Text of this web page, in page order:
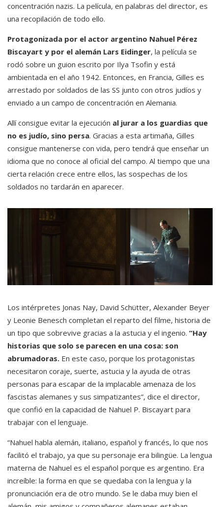
concentración nazis. La película, en palabras del director, es
una recopilación de todo ello.
Protagonizada por el actor argentino Nahuel Pérez
Biscayart y por el alemán Lars Eidinger, la película se
rodó sobre un guion escrito por Ilya Tsofin y está
ambientada en el año 1942. Entonces, en Francia, Gilles es
arrestado por soldados de las SS junto con otros judíos y
enviado a un campo de concentración en Alemania.
Allí consigue evitar la ejecución al jurar a los guardias que
no es judío, sino persa. Gracias a esta artimaña, Gilles
consigue mantenerse con vida, pero tendrá que enseñar un
idioma que no conoce al oficial del campo. Al tiempo que una
cierta relación crece entre ellos, las sospechas de los
soldados no tardarán en aparecer.
Los intérpretes Jonas Nay, David Schütter, Alexander Beyer
y Leonie Benesch completan el reparto del filme, historia de
un tipo que sobrevive gracias a la astucia y el ingenio. “Hay
historias que solo se parecen en una cosa: son
abrumadoras. En este caso, porque los protagonistas
necesitaron coraje, suerte, astucia y la ayuda de otras
personas para escapar de la implacable amenaza de los
fascistas alemanes y sus simpatizantes”, dice el director,
que confió en la capacidad de Nahuel P. Biscayart para
trabajar con el lenguaje.
“Nahuel habla alemán, italiano, español y francés, lo que nos
facilitó el trabajo, ya que su personaje era bilingüe. La lengua
materna de Nahuel es el español porque es argentino. Era
increíble: la forma en que se quedaba con la lengua y la
pronunciación era de otro mundo. Se le daba muy bien el